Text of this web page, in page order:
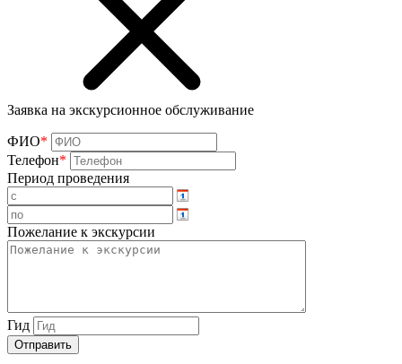
Заявка на экскурсионное обслуживание
ФИО*
Телефон*
Период проведения
Пожелание к экскурсии
Гид